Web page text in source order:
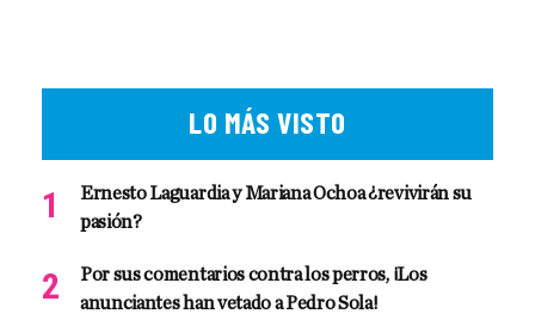
LO MÁS VISTO
Ernesto Laguardia y Mariana Ochoa ¿revivirán su
pasión?
Por sus comentarios contra los perros, ¡Los
anunciantes han vetado a Pedro Sola!